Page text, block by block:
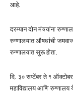
आहे.
दरम्यान दोन मंत्र्यांना
रुग्णालयात औषधांची
रुग्णालयात सुरू होता.
दि. ३० सप्टेंबर ते १
महाविद्यालय आणि